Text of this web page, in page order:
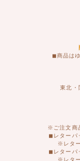
◼︎商品は
東北・
※ご注文商
◼︎レターパ
※レタ
◼︎レターパ
※レタ